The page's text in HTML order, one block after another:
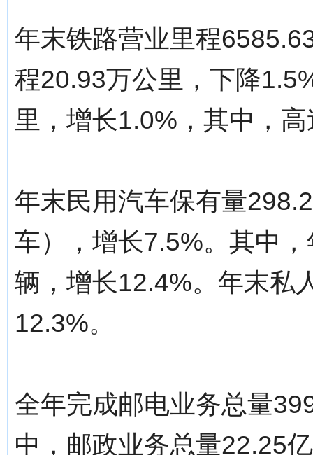
年末铁路营业里程
程20.93万公里，下降
里，增长1.0%，其中，
年末民用汽车保有量
车），增长7.5%。其中
辆，增长12.4%。年末私
12.3%。
全年完成邮电业务总量
中，邮政业务总量22.25